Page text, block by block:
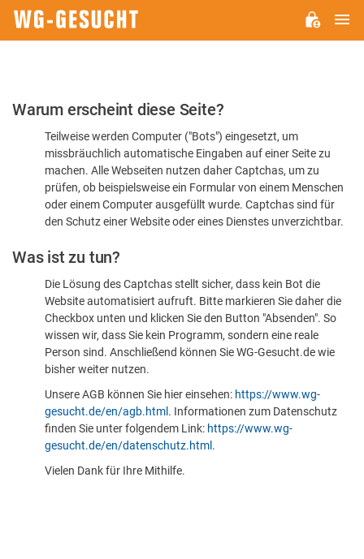
Bitte
dass
sind
Warum erscheint diese Seite?
Teilweise werden Computer ("Bots") eingesetzt, um
missbräuchlich automatische Eingaben auf einer Seite zu
machen. Alle Webseiten nutzen daher Captchas, um zu
prüfen, ob beispielsweise ein Formular von einem Menschen
oder einem Computer ausgefüllt wurde. Captchas sind für
den Schutz einer Website oder eines Dienstes unverzichtbar.
Was ist zu tun?
Die Lösung des Captchas stellt sicher, dass kein Bot die
Website automatisiert aufruft. Bitte markieren Sie daher die
Checkbox unten und klicken Sie den Button "Absenden". So
wissen wir, dass Sie kein Programm, sondern eine reale
Person sind. Anschließend können Sie WG-Gesucht.de wie
bisher weiter nutzen.
Unsere AGB können Sie hier einsehen: https://www.wg-
gesucht.de/en/agb.html . Informationen zum Datenschutz
finden Sie unter folgendem Link: https://www.wg-
gesucht.de/en/datenschutz.html .
Vielen Dank für Ihre Mithilfe.